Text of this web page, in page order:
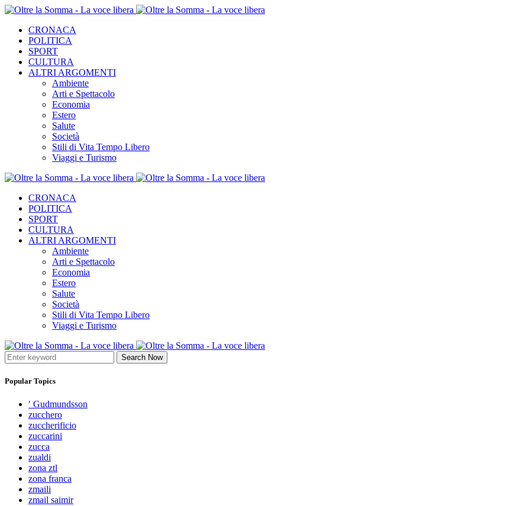
CRONACA
POLITICA
SPORT
CULTURA
ALTRI ARGOMENTI
Ambiente
Arti e Spettacolo
Economia
Estero
Salute
Società
Stili di Vita Tempo Libero
Viaggi e Turismo
CRONACA
POLITICA
SPORT
CULTURA
ALTRI ARGOMENTI
Ambiente
Arti e Spettacolo
Economia
Estero
Salute
Società
Stili di Vita Tempo Libero
Viaggi e Turismo
Search Now
Popular Topics
′ Gudmundsson
zucchero
zuccherificio
zuccarini
zucca
zualdi
zona ztl
zona franca
zmaili
zmail saimir